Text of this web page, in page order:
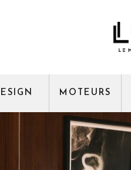
MOTEURS